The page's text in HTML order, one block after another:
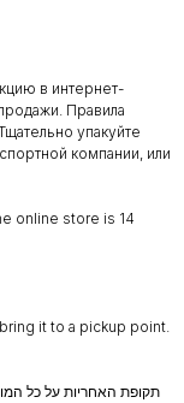
в интернет-
Правила
упакуйте
компании, или
online store is 14
it to a pickup point.